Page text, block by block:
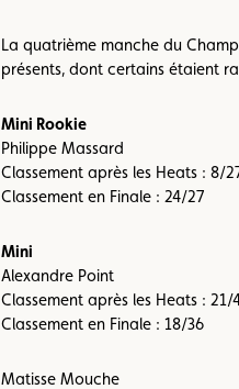
La quatrième manche du
présents, dont certains étaient
Mini Rookie
Philippe Massard
Classement après les Heats : 8/
Classement en Finale : 24/27
Mini
Alexandre Point
Classement après les Heats : 21/
Classement en Finale : 18/36
Matisse Mouche